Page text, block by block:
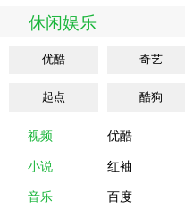
休闲娱乐
优酷 奇艺
起点 酷狗
视频 优酷
小说 红袖
音乐 百度